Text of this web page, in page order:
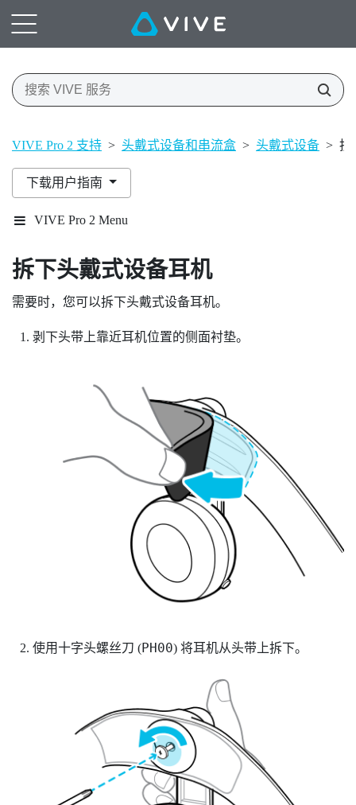
VIVE Pro 2 支持 > 头戴式设备和串流盒 > 头戴式设备 > 拆
下载用户指南
VIVE Pro 2 Menu
拆下头戴式设备耳机
需要时，您可以拆下头戴式设备耳机。
剥下头带上靠近耳机位置的侧面衬垫。
使用十字头螺丝刀 (PH00) 将耳机从头带上拆下。